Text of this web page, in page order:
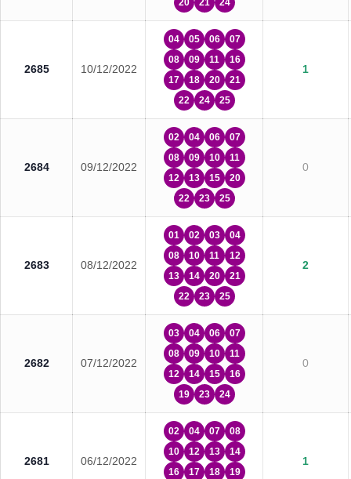
20 21 24
2685 10/12/2022
04 05 06
07
08
09 11
16
17
18 20
21
22
24 25
1
2684 09/12/2022
02 04 06
07
08
09 10
11
12
13 15
20
22
23 25
0
2683 08/12/2022
01 02 03
04
08
10 11
12
13
14 20
21
22
23 25
2
2682 07/12/2022
03 04 06
07
08
09 10
11
12
14 15
16
19
23 24
0
2681 06/12/2022
02 04 07
08
10
12 13
14
16
17 18
19
1